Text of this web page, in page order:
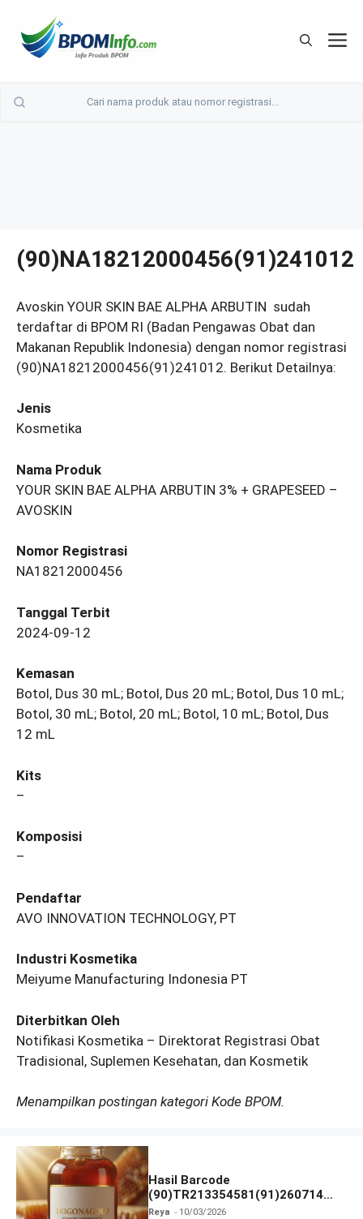
(90)NA18212000456(91)241012
Avoskin YOUR SKIN BAE ALPHA ARBUTIN sudah
terdaftar di BPOM RI (Badan Pengawas Obat dan
Makanan Republik Indonesia) dengan nomor registrasi
(90)NA18212000456(91)241012. Berikut Detailnya:
Jenis
Kosmetika
Nama Produk
YOUR SKIN BAE ALPHA ARBUTIN 3% + GRAPESEED –
AVOSKIN
Nomor Registrasi
NA18212000456
Tanggal Terbit
2024-09-12
Kemasan
Botol, Dus 30 mL; Botol, Dus 20 mL; Botol, Dus 10 mL;
Botol, 30 mL; Botol, 20 mL; Botol, 10 mL; Botol, Dus
12 mL
Kits
–
Komposisi
–
Pendaftar
AVO INNOVATION TECHNOLOGY, PT
Industri Kosmetika
Meiyume Manufacturing Indonesia PT
Diterbitkan Oleh
Notifikasi Kosmetika – Direktorat Registrasi Obat
Tradisional, Suplemen Kesehatan, dan Kosmetik
Menampilkan postingan kategori Kode BPOM.
Hasil Barcode
(90)TR213354581(91)260714
dan Izin BPOM
Reya 10/03/2026